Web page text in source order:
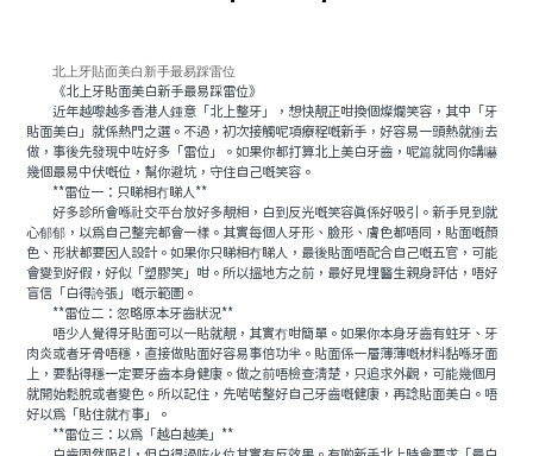
北上牙貼面美白新手最易踩雷位
《北上牙貼面美白新手最易踩雷位》
近年越嚟越多香港人鍾意「北上整牙」，想快靚正咁換個燦爛笑容，其中「牙
貼面美白」就係熱門之選。不過，初次接觸呢項療程嘅新手，好容易一頭熱就衝去
做，事後先發現中咗好多「雷位」。如果你都打算北上美白牙齒，呢篇就同你講嚇
幾個最易中伏嘅位，幫你避坑，守住自己嘅笑容。
**雷位一：只睇相冇睇人**
好多診所會喺社交平台放好多靚相，白到反光嘅笑容真係好吸引。新手見到就
心郁郁，以為自己整完都會一樣。其實每個人牙形、臉形、膚色都唔同，貼面嘅顏
色、形狀都要因人設計。如果你只睇相冇睇人，最後貼面唔配合自己嘅五官，可能
會變到好假，好似「塑膠笑」咁。所以搵地方之前，最好見埋醫生親身評估，唔好
盲信「白得誇張」嘅示範圖。
**雷位二：忽略原本牙齒狀況**
唔少人覺得牙貼面可以一貼就靚，其實冇咁簡單。如果你本身牙齒有蛀牙、牙
肉炎或者牙骨唔穩，直接做貼面好容易事倍功半。貼面係一層薄薄嘅材料黏喺牙面
上，要黏得穩一定要牙齒本身健康。做之前唔檢查清楚，只追求外觀，可能幾個月
就開始鬆脫或者變色。所以記住，先啱啱整好自己牙齒嘅健康，再諗貼面美白。唔
好以為「貼住就冇事」。
**雷位三：以為「越白越美」**